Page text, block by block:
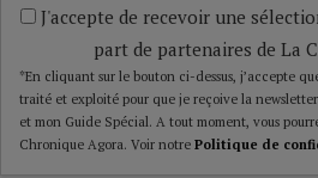
J'accepte de recevoir une
part de partenaires de La
*En cliquant sur le bouton ci-dessus, j’accepte
traité et exploité pour que je reçoive la
et mon Guide Spécial. A tout moment, vous
Chronique Agora. Voir notre Politique de